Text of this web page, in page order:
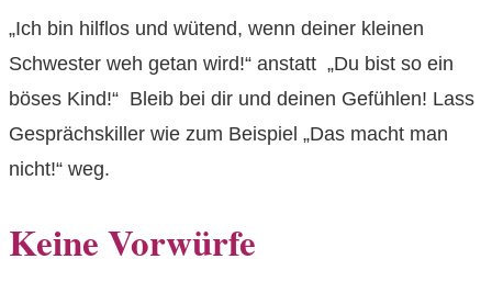
„Ich bin hilflos und wütend, wenn deiner kleinen
Schwester weh getan wird!“ anstatt „Du bist so ein
böses Kind!“ Bleib bei dir und deinen Gefühlen! Lass
Gesprächskiller wie zum Beispiel „Das macht man
nicht!“ weg.
Keine Vorwürfe